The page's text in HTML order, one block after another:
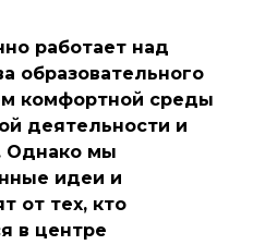
работает над
образовательного
комфортной среды
деятельности и
Однако мы
идеи и
от тех, кто
в центре